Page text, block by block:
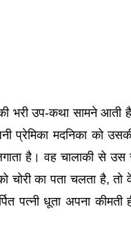
भरी उप-कथा सामने आती
प्रेमिका मदनिका को
है। वह चालाकी से उस
चोरी का पता चलता है, तो
पत्नी धूता अपना कीमती